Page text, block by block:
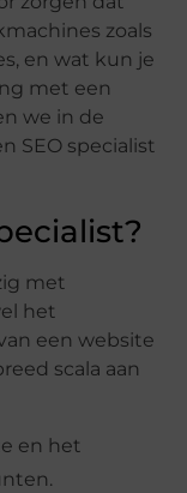
zoals
en wat kun je
met een
we in de
SEO specialist
met
het
een website
scala aan
en het